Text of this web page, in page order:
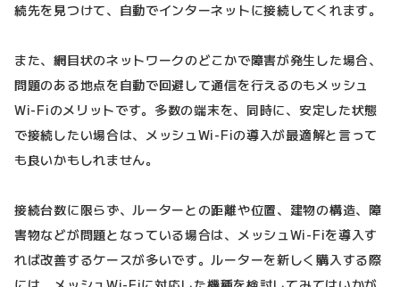
続先を見つけて、自動でインターネットに接続してくれます。
また、網目状のネットワークのどこかで障害が発生した場合、
問題のある地点を自動で回避して通信を行えるのもメッシュ
Wi-Fiのメリットです。多数の端末を、同時に、安定した状態
で接続したい場合は、メッシュWi-Fiの導入が最適解と言って
も良いかもしれません。
接続台数に限らず、ルーターとの距離や位置、建物の構造、障
害物などが問題となっている場合は、メッシュWi-Fiを導入す
れば改善するケースが多いです。ルーターを新しく購入する際